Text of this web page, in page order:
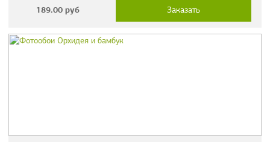
189.00 руб Заказать